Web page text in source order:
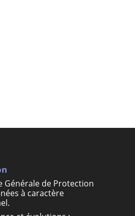
Générale de Protection
à caractère